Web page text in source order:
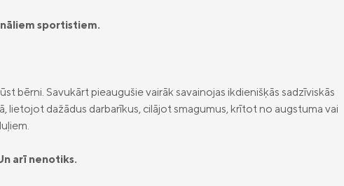
sportistiem.
bērni. Savukārt pieaugušie vairāk savainojas ikdienišķās sadzīviskās
lietojot dažādus darbarīkus, cilājot smagumus, krītot no augstuma vai
arī nenotiks.